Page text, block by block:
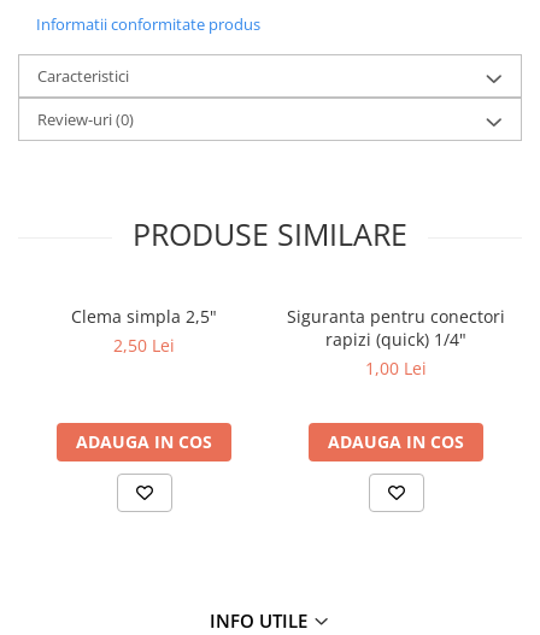
Informatii conformitate produs
Caracteristici
Review-uri(0)
PRODUSE SIMILARE
Clema simpla 2,5"
2,50 Lei
ADAUGA IN COS
Siguranta pentru conectori
rapizi (quick) 1/4"
1,00 Lei
ADAUGA IN COS
INFO UTILE